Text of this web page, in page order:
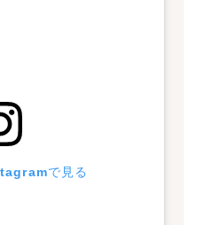
で見る